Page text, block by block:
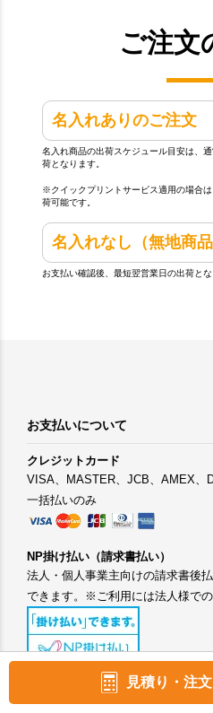
見積り・注
ご注文
名入れありのご注文
名入れ商品の出荷スケジュール目安は、
荷となります。
※クイックプリントサービス適用の場合
荷可能です。
名入れなし（無地商
お支払い確認後、最短翌営業日の出荷とな
お支払いについて
クレジットカード
VISA、MASTER、JCB、AMEX、
一括払いのみ
NP掛け払い（請求書払い）
法人・個人事業主向けの請求書後
できます。※ご利用には法人様で
手数料：400円(税抜) ローソン、フ